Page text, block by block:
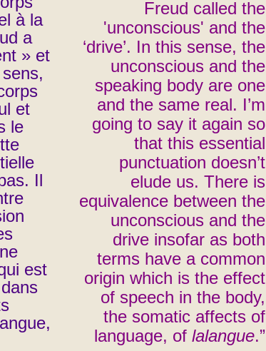
à la
a
» et
et
le
Il
est
Freud called the
'unconscious' and the
‘drive’. In this sense, the
unconscious and the
speaking body are one
and the same real. I’m
going to say it again so
that this essential
punctuation doesn’t
elude us. There is
equivalence between the
unconscious and the
drive insofar as both
terms have a common
origin which is the effect
of speech in the body,
the somatic affects of
language, of lalangue.”